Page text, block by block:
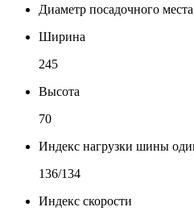
Диаметр посадочного места
Ширина
245
Высота
70
Индекс нагрузки шины
136/134
Индекс скорости